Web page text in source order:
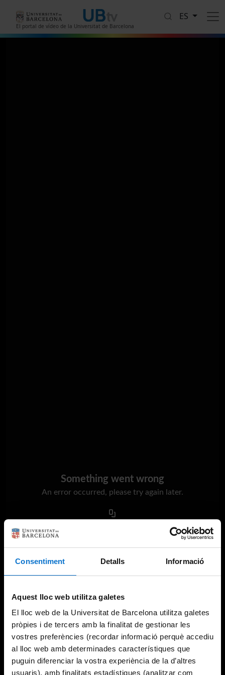
Consentiment Detalls Informació
Aquest lloc web utilitza galetes
El lloc web de la Universitat de Barcelona utilitza galetes
pròpies i de tercers amb la finalitat de gestionar les
vostres preferències (recordar informació perquè accediu
al lloc web amb determinades característiques que
puguin diferenciar la vostra experiència de la d’altres
usuaris), amb finalitats estadístiques (analitzar com
El portal de vídeo de la Universitat de Barcelona
ES
Something went wrong
An error occurred, please try again later.